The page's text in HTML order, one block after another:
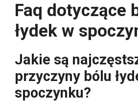
Faq dotyczące
łydek w
Jakie są
przyczyny bólu
spoczynku?